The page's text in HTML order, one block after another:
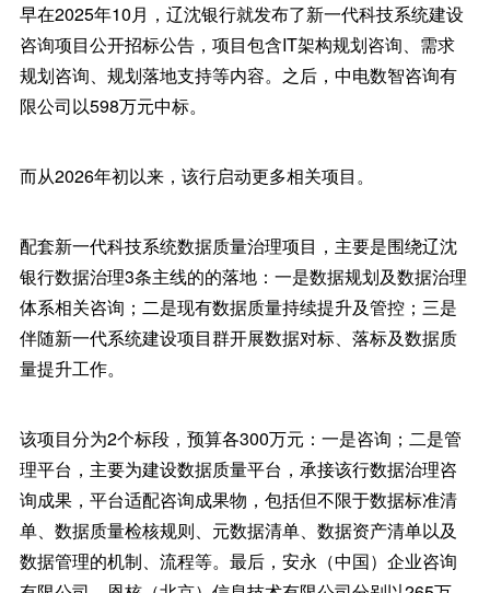
早在2025年10月，辽沈银行就发布了新一代科技系统建设
咨询项目公开招标公告，项目包含IT架构规划咨询、需求
规划咨询、规划落地支持等内容。之后，中电数智咨询有
限公司以598万元中标。
而从2026年初以来，该行启动更多相关项目。
配套新一代科技系统数据质量治理项目，主要是围绕辽沈
银行数据治理3条主线的的落地：一是数据规划及数据治理
体系相关咨询；二是现有数据质量持续提升及管控；三是
伴随新一代系统建设项目群开展数据对标、落标及数据质
量提升工作。
该项目分为2个标段，预算各300万元：一是咨询；二是管
理平台，主要为建设数据质量平台，承接该行数据治理咨
询成果，平台适配咨询成果物，包括但不限于数据标准清
单、数据质量检核规则、元数据清单、数据资产清单以及
数据管理的机制、流程等。最后，安永（中国）企业咨询